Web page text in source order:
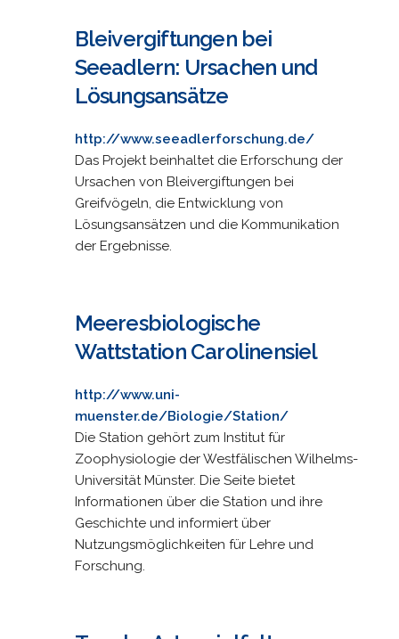
Bleivergiftungen bei
Seeadlern: Ursachen und
Lösungsansätze
http://www.seeadlerforschung.de/
Das Projekt beinhaltet die Erforschung der
Ursachen von Bleivergiftungen bei
Greifvögeln, die Entwicklung von
Lösungsansätzen und die Kommunikation
der Ergebnisse.
Meeresbiologische
Wattstation Carolinensiel
http://www.uni-
muenster.de/Biologie/Station/
Die Station gehört zum Institut für
Zoophysiologie der Westfälischen Wilhelms-
Universität Münster. Die Seite bietet
Informationen über die Station und ihre
Geschichte und informiert über
Nutzungsmöglichkeiten für Lehre und
Forschung.